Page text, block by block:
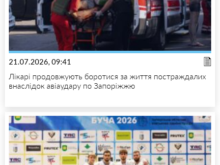
21.07.2026, 09:41
Лікарі продовжують боротися за життя постраждалих
внаслідок авіаудару по Запоріжжю